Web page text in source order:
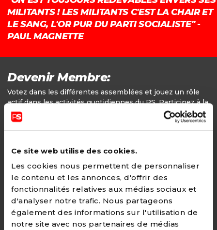
Ce site web utilise des cookies.
Les cookies nous permettent de personnaliser
le contenu et les annonces, d'offrir des
fonctionnalités relatives aux médias sociaux et
d'analyser notre trafic. Nous partageons
également des informations sur l'utilisation de
notre site avec nos partenaires de médias
MILITANTS ! LES MILITANTS C'EST LA CHAIR ET
LE SANG, L'OR PUR DU PARTI SOCIALISTE" -
PAUL MAGNETTE
Devenir Membre:
Votez dans les différentes assemblées et jouez un rôle
actif dans les activités quotidiennes du PS. Participez à la
définition des positions politiques.
24€ - Paiement annuel
CHOISIR →
Adhésion